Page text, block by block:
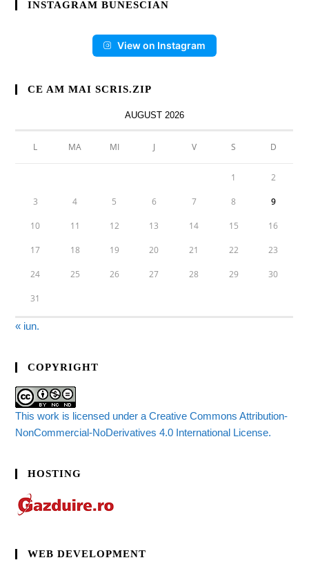
INSTAGRAM BUNESCIAN
View on Instagram
CE AM MAI SCRIS.ZIP
AUGUST 2026
L MA MI J V S D
1 2
3 4 5 6 7 8 9
10 11 12 13 14 15 16
17 18 19 20 21 22 23
24 25 26 27 28 29 30
31
« iun.
COPYRIGHT
This work is licensed under a Creative Commons Attribution-
NonCommercial-NoDerivatives 4.0 International License.
HOSTING
WEB DEVELOPMENT